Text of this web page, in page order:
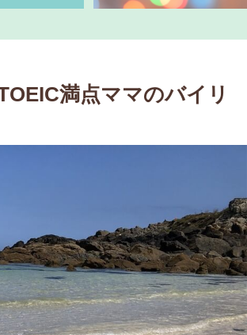
満点ママのバイリ